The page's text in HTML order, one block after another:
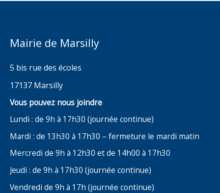
Mairie de Marsilly
5 bis rue des écoles
17137 Marsilly
Vous pouvez nous joindre
Lundi : de 9h à 17h30 (journée continue)
Mardi : de 13h30 à 17h30 – fermeture le mardi matin
Mercredi de 9h à 12h30 et de 14h00 à 17h30
Jeudi : de 9h à 17h30 (journée continue)
Vendredi de 9h à 17h (journée continue)